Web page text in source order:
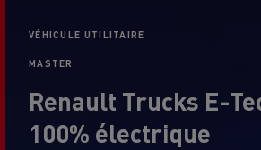
VÉHICULE UTILITAIRE
MASTER
Renault Trucks E-
100% électrique